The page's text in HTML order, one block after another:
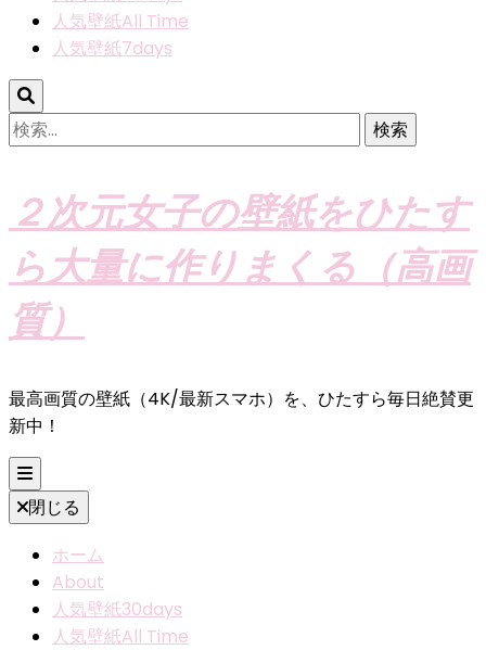
人気壁紙All Time
人気壁紙7days
検
索:
２次元女子の壁紙をひたす
ら大量に作りまくる（高画
質）
最高画質の壁紙（4K/最新スマホ）を、ひたすら毎日絶賛更
新中！
閉じる
ホーム
About
人気壁紙30days
人気壁紙All Time